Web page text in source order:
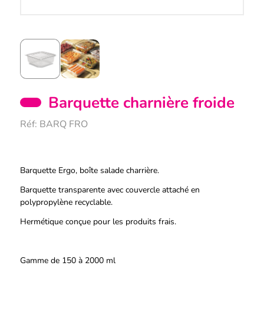
Barquette charnière froide
Réf: BARQ FRO
Barquette Ergo, boîte salade charrière.
Barquette transparente avec couvercle attaché en
polypropylène recyclable.
Hermétique conçue pour les produits frais.
Gamme de 150 à 2000 ml